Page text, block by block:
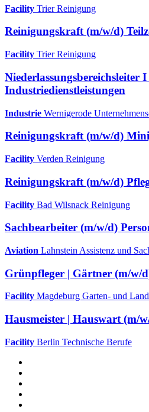
Facility TrierReinigung
Reinigungskraft (m/w/d)
Facility TrierReinigung
Niederlassungsbereichsleiter
Industriedienstleistungen
Industrie Wernigerode
Reinigungskraft (m/w/d)
Facility Verden Reinigung
Reinigungskraft (m/w/d)
Facility Bad Wilsnack Reinigung
Sachbearbeiter (m/w/d)
Aviation Lahnstein Assistenz und
Grünpfleger | Gärtner (m/w/
Facility Magdeburg Garten- und
Hausmeister | Hauswart (m/
Facility Berlin Technische Berufe